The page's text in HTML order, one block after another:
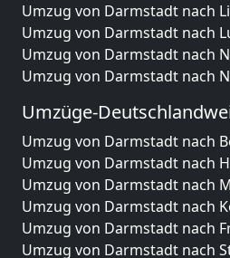
Umzug von Darmstadt nach
Umzug von Darmstadt nach
Umzug von Darmstadt nach
Umzug von Darmstadt nach
Umzüge-
Umzug von Darmstadt nach
Umzug von Darmstadt nach
Umzug von Darmstadt nach
Umzug von Darmstadt nach
Umzug von Darmstadt nach
Umzug von Darmstadt nach